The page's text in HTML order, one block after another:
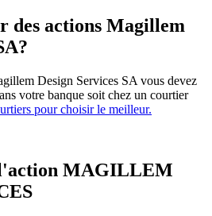
des actions Magillem
Design Services SA vous devez
votre banque soit chez un courtier
pour choisir le meilleur.
l'action MAGILLEM